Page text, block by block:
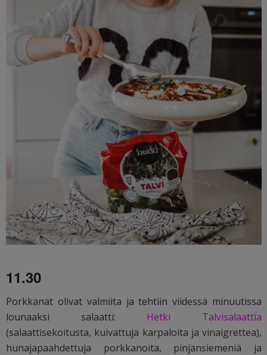
11.30
Porkkanat olivat valmiita ja tehtiin viidessä minuutissa
lounaaksi salaatti: Hetki Talvisalaattia
(salaattisekoitusta, kuivattuja karpaloita ja vinaigrettea),
hunajapaahdettuja porkkanoita, pinjansiemeniä ja